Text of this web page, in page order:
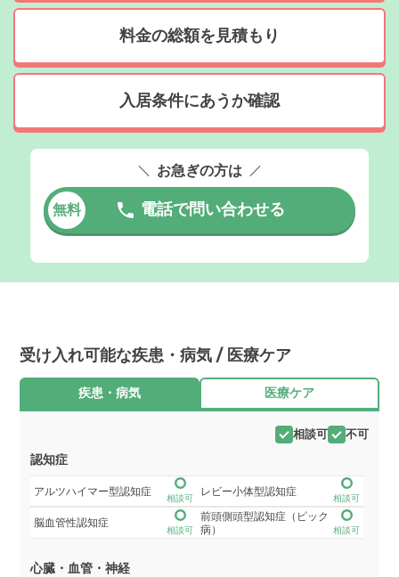
料金の総額を見積もり
入居条件にあうか確認
お急ぎの方は
無料 電話で問い合わせる
受け入れ可能な疾患・病気 / 医療ケア
疾患・病気 医療ケア
相談可 不可
認知症
アルツハイマー型認知症
相談可
レビー小体型認知症
相談可
脳血管性認知症
相談可
前頭側頭型認知症（ピック
病）
相談可
心臓・血管・神経